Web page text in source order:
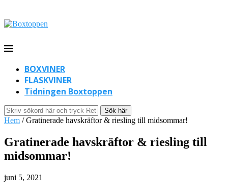
BOXVINER
FLASKVINER
Tidningen Boxtoppen
Sök här
Hem /Gratinerade havskräftor & riesling till midsommar!
Gratinerade havskräftor & riesling till
midsommar!
juni 5, 2021